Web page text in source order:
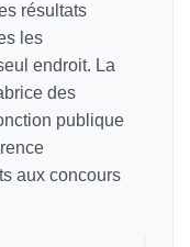
résultats
les
endroit. La
des
publique
aux concours